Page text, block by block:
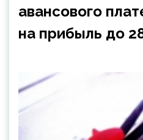
авансового
на прибыль до